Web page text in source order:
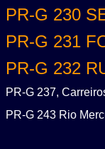
PR-G 230
PR-G 231
PR-G 232
PR-G 237,
PR-G 243 Rio